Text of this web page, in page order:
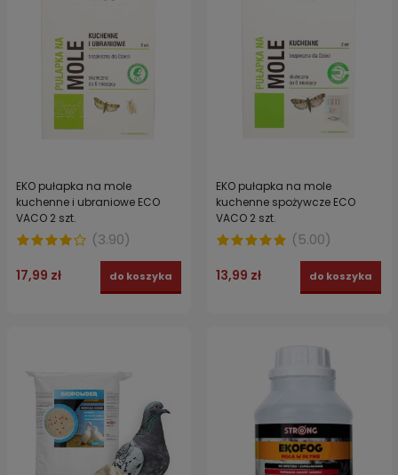
EKO pułapka na mole
kuchenne i ubraniowe ECO
VACO 2 szt.
(3.90)
17,99 zł do koszyka
EKO pułapka na mole
kuchenne spożywcze ECO
VACO 2 szt.
(5.00)
13,99 zł do koszyka